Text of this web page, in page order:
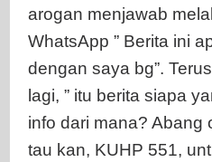
arogan menjawab
WhatsApp ” Berita ini
dengan saya bg”.
lagi, ” itu berita siapa
info dari mana? Abang
tau kan, KUHP 551,